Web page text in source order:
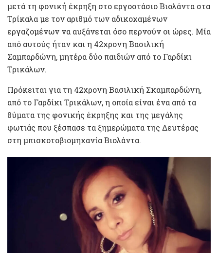
μετά τη φονική έκρηξη στο εργοστάσιο Βιολάντα στα
Τρίκαλα με τον αριθμό των αδικοχαμένων
εργαζομένων να αυξάνεται όσο περνούν οι ώρες. Μία
από αυτούς ήταν και η 42χρονη Βασιλική
Σαμπαρδώνη, μητέρα δύο παιδιών από το Γαρδίκι
Τρικάλων.
Πρόκειται για τη 42χρονη Βασιλική Σκαμπαρδώνη,
από το Γαρδίκι Τρικάλων, η οποία είναι ένα από τα
θύματα της φονικής έκρηξης και της μεγάλης
φωτιάς που ξέσπασε τα ξημερώματα της Δευτέρας
στη μπισκοτοβιομηχανία Βιολάντα.